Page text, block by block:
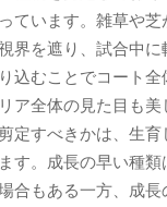
ています。雑草や芝
界を遮り、試合中に
込むことでコート
ア全体の見た目も
定すべきかは、生
す。成長の早い種類
合もある一方、成長